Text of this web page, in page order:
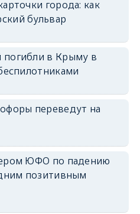
города: как
бульвар
в Крыму в
переведут на
ЮФО по падению
позитивным